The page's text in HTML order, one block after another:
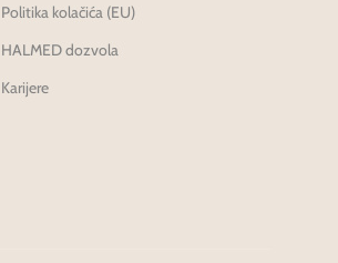
Politika kolačića (EU)
HALMED dozvola
Karijere